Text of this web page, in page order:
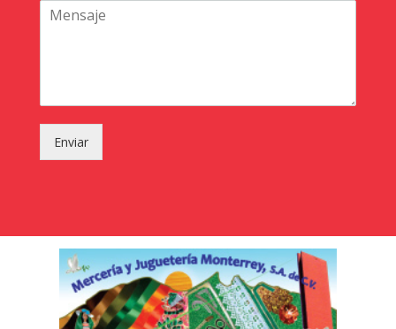
Enviar